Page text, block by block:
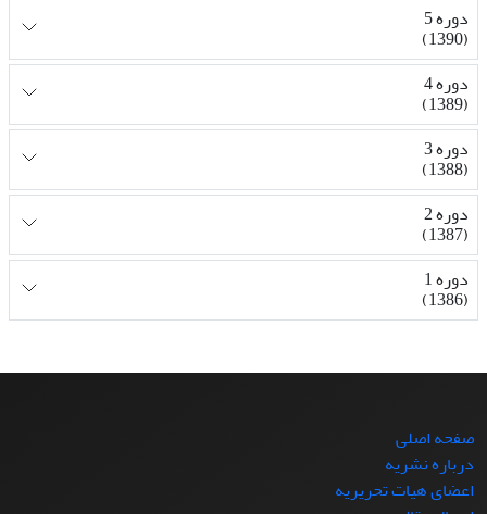
دوره 5
(1390)
دوره 4
(1389)
دوره 3
(1388)
دوره 2
(1387)
دوره 1
(1386)
صفحه اصلی
درباره نشریه
اعضای هیات تحریریه